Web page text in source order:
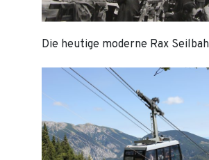
Die heutige moderne Rax